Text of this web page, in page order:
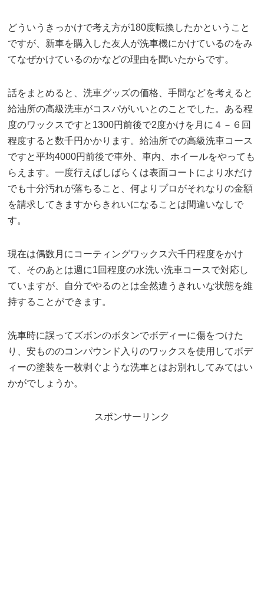
どういうきっかけで考え方が180度転換したかということ
ですが、新車を購入した友人が洗車機にかけているのをみ
てなぜかけているのかなどの理由を聞いたからです。
話をまとめると、洗車グッズの価格、手間などを考えると
給油所の高級洗車がコスパがいいとのことでした。ある程
度のワックスですと1300円前後で2度かけを月に４－６回
程度すると数千円かかります。給油所での高級洗車コース
ですと平均4000円前後で車外、車内、ホイールをやっても
らえます。一度行えばしばらくは表面コートにより水だけ
でも十分汚れが落ちること、何よりプロがそれなりの金額
を請求してきますからきれいになることは間違いなしで
す。
現在は偶数月にコーティングワックス六千円程度をかけ
て、そのあとは週に1回程度の水洗い洗車コースで対応し
ていますが、自分でやるのとは全然違うきれいな状態を維
持することができます。
洗車時に誤ってズボンのボタンでボディーに傷をつけた
り、安もののコンパウンド入りのワックスを使用してボデ
ィーの塗装を一枚剥ぐような洗車とはお別れしてみてはい
かがでしょうか。
スポンサーリンク